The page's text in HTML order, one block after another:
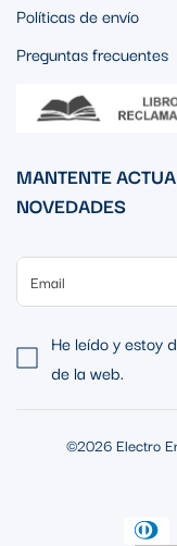
Políticas de envío
Preguntas frecuentes
MANTENTE
NOVEDADES
He leído y estoy
de la web.
©2026 Electro